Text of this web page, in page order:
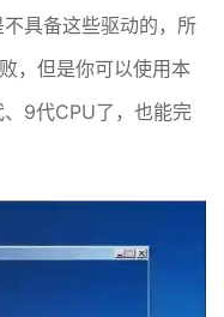
具备这些驱动的，所
，但是你可以使用本
9代CPU了，也能完